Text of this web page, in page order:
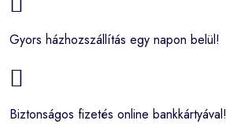
Gyors házhozszállítás egy napon belül!
Biztonságos fizetés online bankkártyával!